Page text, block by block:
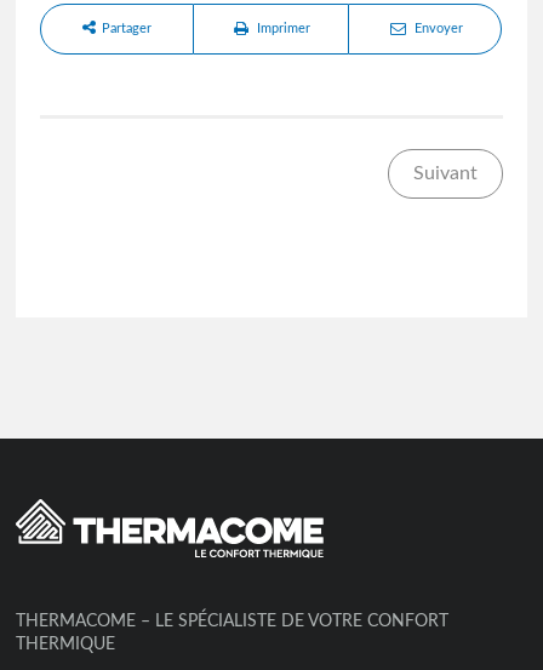
Partager Imprimer Envoyer
Suivant
THERMACOME – LE SPÉCIALISTE DE VOTRE CONFORT
THERMIQUE